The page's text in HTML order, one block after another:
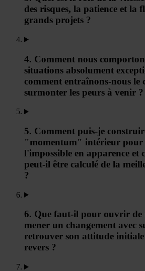
des risques, la patience et la
grands projets ?
4. Comment nous
situations absolument
comment entraînons-nous le
surmonter les peurs à venir ?
5. Comment puis-je
"momentum" intérieur pour
l'impossible en apparence et
peut-il être calculé de la
?
6. Que faut-il pour ouvrir de
mener un changement avec
retrouver son attitude
revers ?